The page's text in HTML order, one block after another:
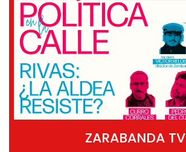
ZARABANDA TV